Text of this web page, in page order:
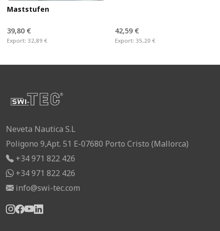
Maststufen
39,80 €
Export: 32,89 €
42,59 €
Export: 35,20 €
Neveta Nautica S.L
Poligono 9,Apt. 51 E-07680 Porto Cristo (Mallorca)
+34 971 822 426
+34 971 822 426
info@swi-tec.com